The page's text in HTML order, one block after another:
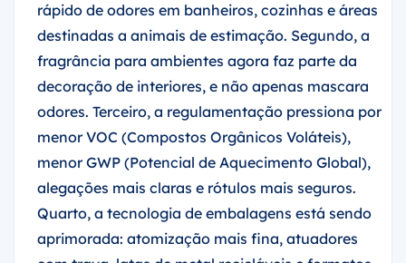
rápido de odores em banheiros, cozinhas e áreas
destinadas a animais de estimação. Segundo, a
fragrância para ambientes agora faz parte da
decoração de interiores, e não apenas mascara
odores. Terceiro, a regulamentação pressiona por
menor VOC (Compostos Orgânicos Voláteis),
menor GWP (Potencial de Aquecimento Global),
alegações mais claras e rótulos mais seguros.
Quarto, a tecnologia de embalagens está sendo
aprimorada: atomização mais fina, atuadores